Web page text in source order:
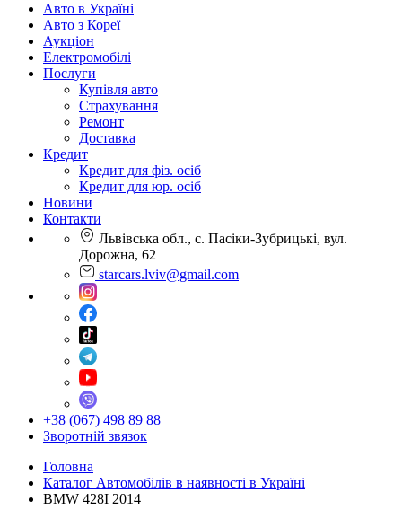
Авто в Україні
Авто з Кореї
Аукціон
Електромобілі
Послуги
Купівля авто
Страхування
Ремонт
Доставка
Кредит
Кредит для фіз. осіб
Кредит для юр. осіб
Новини
Контакти
Львівська обл., с. Пасіки-Зубрицькі, вул.
Дорожна, 62
starcars.lviv@gmail.com
+38 (067) 498 89 88
Зворотній звязок
Головна
Каталог Автомобілів в наявності в Україні
BMW 428I 2014